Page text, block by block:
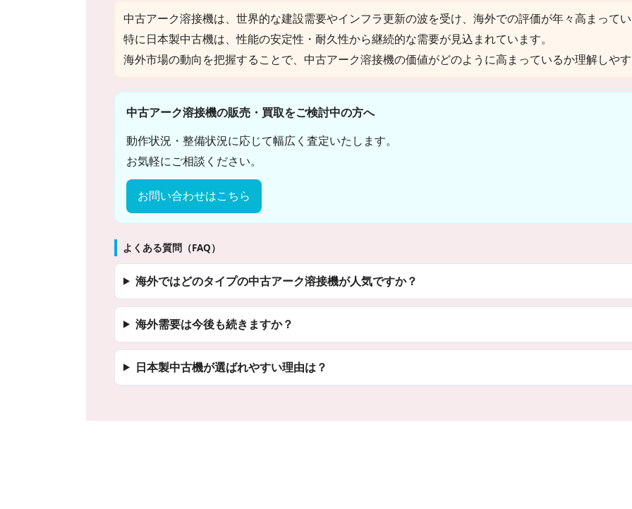
中古アーク溶接機は、世界的な建設需要やインフラ更新の波を受け、海外での評価が年々高まって
特に日本製中古機は、性能の安定性・耐久性から継続的な需要が見込まれています。
海外市場の動向を把握することで、中古アーク溶接機の価値がどのように高まっているか理解しや
中古アーク溶接機の販売・買取をご検討中の方へ
動作状況・整備状況に応じて幅広く査定いたします。
お気軽にご相談ください。
お問い合わせはこちら
よくある質問（FAQ）
海外ではどのタイプの中古アーク溶接機が人気ですか？
海外需要は今後も続きますか？
日本製中古機が選ばれやすい理由は？